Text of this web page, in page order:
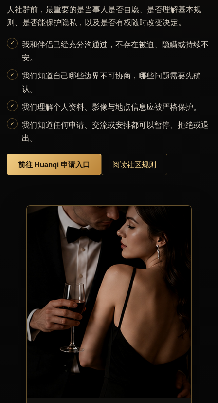
人社群前，最重要的是当事人是否自愿、是否理解基本规
则、是否能保护隐私，以及是否有权随时改变决定。
我和伴侣已经充分沟通过，不存在被迫、隐瞒或持续不
安。
我们知道自己哪些边界不可协商，哪些问题需要先确
认。
我们理解个人资料、影像与地点信息应被严格保护。
我们知道任何申请、交流或安排都可以暂停、拒绝或退
出。
前往 Huanqi 申请入口 阅读社区规则